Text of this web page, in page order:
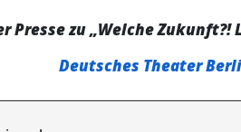
Presse zu „Welche Zukunft?!
Deutsches Theater